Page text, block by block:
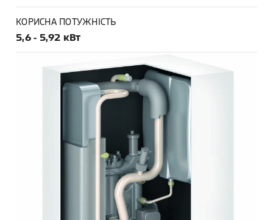
КОРИСНА ПОТУЖНІСТЬ
5,6 - 5,92 кВт